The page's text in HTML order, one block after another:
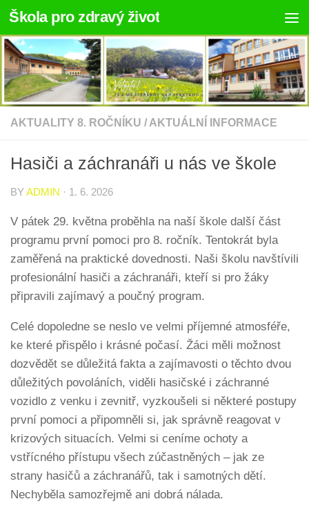
Skip to content
Škola pro zdravý život
AKTUALITY 8. ROČNÍKU / AKTUÁLNÍ INFORMACE
Hasiči a záchranáři u nás ve škole
BYADMIN · 1. 6. 2026
V pátek 29. května proběhla na naší škole další část
programu první pomoci pro 8. ročník. Tentokrát byla
zaměřená na praktické dovednosti. Naši školu navštívili
profesionální hasiči a záchranáři, kteří si pro žáky
připravili zajímavý a poučný program.
Celé dopoledne se neslo ve velmi příjemné atmosféře,
ke které přispělo i krásné počasí. Žáci měli možnost
dozvědět se důležitá fakta a zajímavosti o těchto dvou
důležitých povoláních, viděli hasičské i záchranné
vozidlo z venku i zevnitř, vyzkoušeli si některé postupy
první pomoci a připomněli si, jak správně reagovat v
krizových situacích. Velmi si ceníme ochoty a
vstřícného přístupu všech zúčastněných – jak ze
strany hasičů a záchranářů, tak i samotných dětí.
Nechyběla samozřejmě ani dobrá nálada.